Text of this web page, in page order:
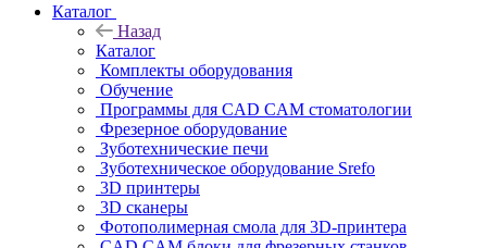
Каталог
Назад
Каталог
Комплекты оборудования
Обучение
Программы для CAD CAM стоматологии
Фрезерное оборудование
Зуботехнические печи
Зуботехническое оборудование Srefo
3D принтеры
3D сканеры
Фотополимерная смола для 3D-принтера